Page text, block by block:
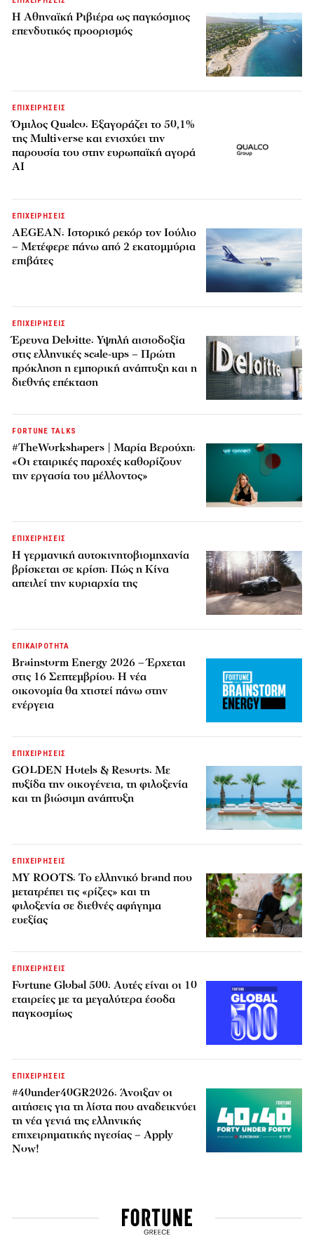
Η Αθηναϊκή Ριβιέρα ως παγκόσμιος
επενδυτικός προορισμός
ΕΠΙΧΕΙΡΗΣΕΙΣ
Όμιλος Qualco: Εξαγοράζει το 50,1%
της Multiverse και ενισχύει την
παρουσία του στην ευρωπαϊκή αγορά
AI
ΕΠΙΧΕΙΡΗΣΕΙΣ
AEGEAN: Ιστορικό ρεκόρ τον Ιούλιο
– Μετέφερε πάνω από 2 εκατομμύρια
επιβάτες
ΕΠΙΧΕΙΡΗΣΕΙΣ
Έρευνα Deloitte: Υψηλή αισιοδοξία
στις ελληνικές scale-ups – Πρώτη
πρόκληση η εμπορική ανάπτυξη και η
διεθνής επέκταση
FORTUNE TALKS
#TheWorkshapers | Μαρία Βερούχη:
«Οι εταιρικές παροχές καθορίζουν
την εργασία του μέλλοντος»
ΕΠΙΧΕΙΡΗΣΕΙΣ
Η γερμανική αυτοκινητοβιομηχανία
βρίσκεται σε κρίση: Πώς η Κίνα
απειλεί την κυριαρχία της
ΕΠΙΚΑΙΡΟΤΗΤΑ
Brainstorm Energy 2026 – Έρχεται
στις 16 Σεπτεμβρίου: Η νέα
οικονομία θα χτιστεί πάνω στην
ενέργεια
ΕΠΙΧΕΙΡΗΣΕΙΣ
GOLDEN Hotels & Resorts: Με
πυξίδα την οικογένεια, τη φιλοξενία
και τη βιώσιμη ανάπτυξη
ΕΠΙΧΕΙΡΗΣΕΙΣ
MY ROOTS: Το ελληνικό brand που
μετατρέπει τις «ρίζες» και τη
φιλοξενία σε διεθνές αφήγημα
ευεξίας
ΕΠΙΧΕΙΡΗΣΕΙΣ
Fortune Global 500: Αυτές είναι οι 10
εταιρείες με τα μεγαλύτερα έσοδα
παγκοσμίως
ΕΠΙΧΕΙΡΗΣΕΙΣ
#40under40GR2026: Άνοιξαν οι
αιτήσεις για τη λίστα που αναδεικνύει
τη νέα γενιά της ελληνικής
επιχειρηματικής ηγεσίας – Apply
Now!